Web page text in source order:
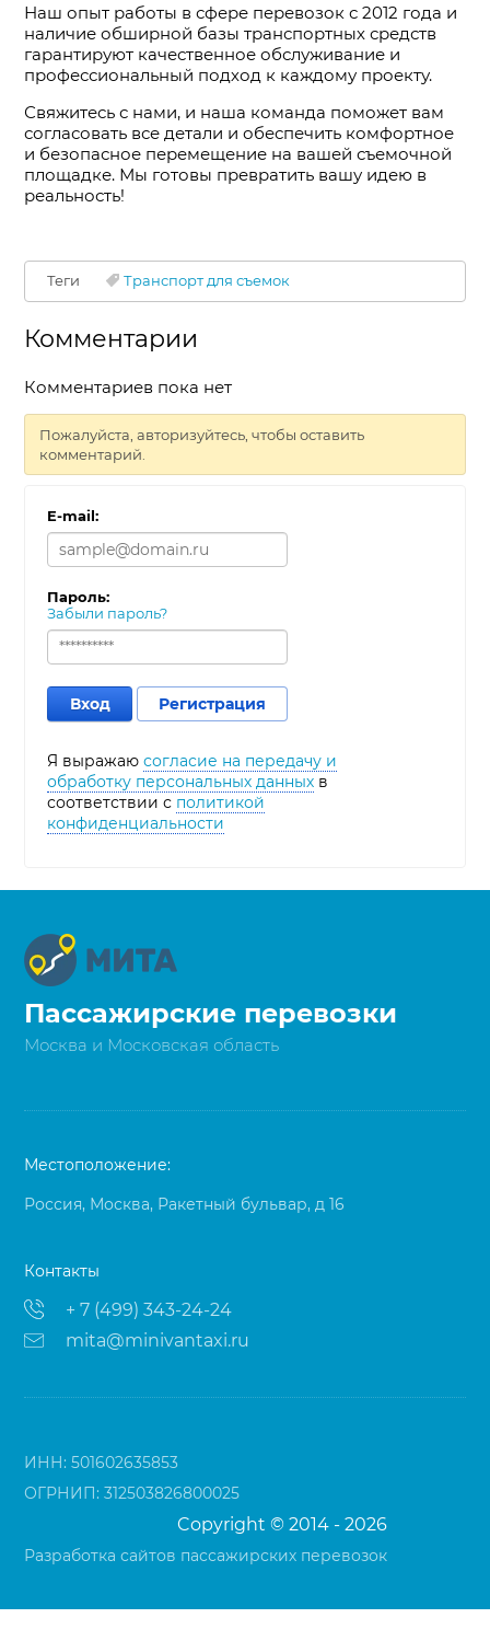
Наш опыт работы в сфере перевозок с 2012 года и
наличие обширной базы транспортных средств
гарантируют качественное обслуживание и
профессиональный подход к каждому проекту.
Свяжитесь с нами, и наша команда поможет вам
согласовать все детали и обеспечить комфортное
и безопасное перемещение на вашей съемочной
площадке. Мы готовы превратить вашу идею в
реальность!
Теги Транспорт для съемок
Комментарии
Комментариев пока нет
Пожалуйста, авторизуйтесь, чтобы оставить
комментарий.
E-mail:
Пароль:
Забыли пароль?
Регистрация
Вход
Я выражаюсогласие на передачу и
обработку персональных данных в
соответствии с политикой
конфиденциальности
Пассажирские перевозки
Москва и Московская область
Местоположение:
Россия, Москва, Ракетный бульвар, д 16
Контакты
+ 7 (499) 343-24-24
mita@minivantaxi.ru
ИНН: 501602635853
ОГРНИП: 312503826800025
Разработка сайтов пассажирских перевозок
Copyright © 2014 - 2026